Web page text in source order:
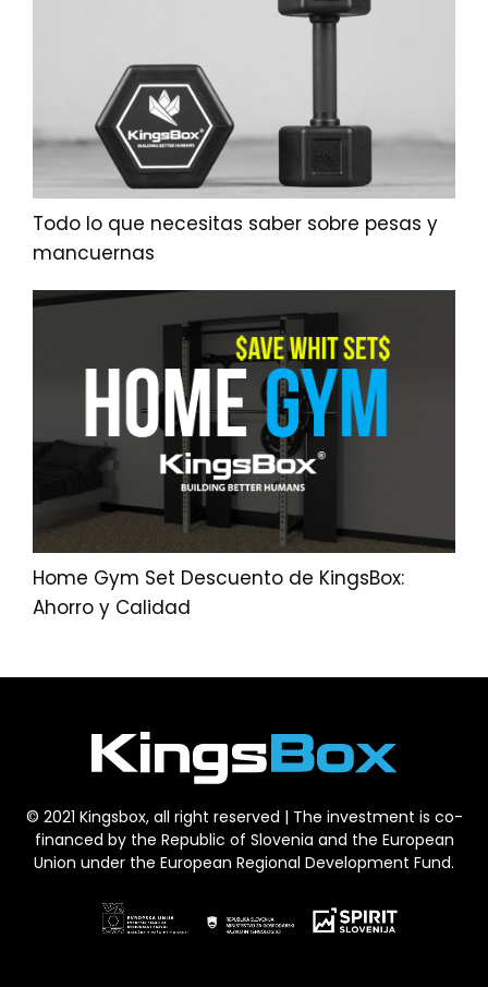
Todo lo que necesitas saber sobre pesas y
mancuernas
Home Gym Set Descuento de KingsBox:
Ahorro y Calidad
© 2021 Kingsbox, all right reserved | The investment is co-
financed by the Republic of Slovenia and the European
Union under the European Regional Development Fund.